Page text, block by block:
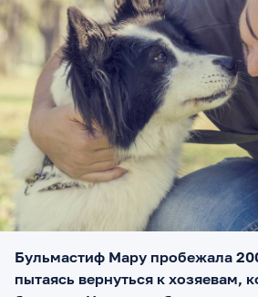
Бульмастиф Мару пробежала
пытаясь вернуться к хозяевам,